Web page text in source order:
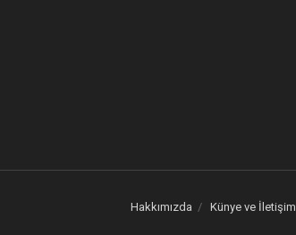
Hakkımızda Künye ve İletişim